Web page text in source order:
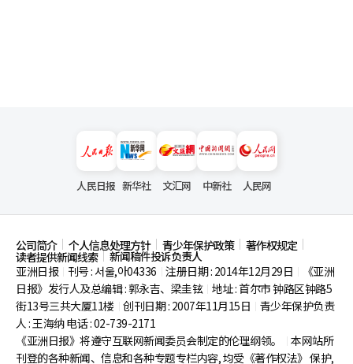
人民日报 新华社 文汇网 中新社 人民网
公司简介 个人信息处理方针 青少年保护政策 著作权规定
读者提供新闻线索
新闻稿件投诉负责人
亚洲日报
刊号 : 서울,아04336 注册日期 : 2014年12月29日
《亚洲
日报》发行人及总编辑 : 郭永吉、梁圭铉 地址 : 首尔市钟路区钟路5
街13号三共大厦11楼 创刊日期 : 2007年11月15日
青少年保护负责
人 : 王海纳 电话 : 02-739-2171
《亚洲日报》将遵守互联网新闻委员会制定的伦理纲领。
本网站所
刊登的各种新闻、信息和各种专题专栏内容, 均受《著作权法》 保护,